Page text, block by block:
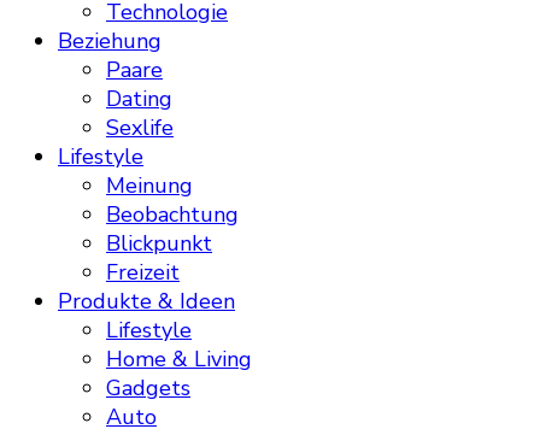
Technologie
Beziehung
Paare
Dating
Sexlife
Lifestyle
Meinung
Beobachtung
Blickpunkt
Freizeit
Produkte & Ideen
Lifestyle
Home & Living
Gadgets
Auto